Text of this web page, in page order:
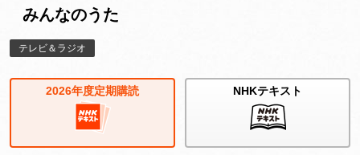
みんなのうた
テレビ＆ラジオ
2026年度定期購読 NHKテキスト